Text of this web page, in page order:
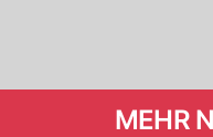
MEHR